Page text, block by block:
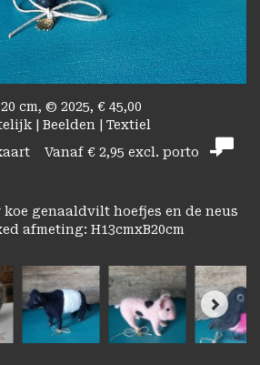
cm, © 2025, € 45,00
| Beelden | Textiel
Vanaf € 2,95 excl. porto
koe genaaldvilt hoefjes en de neus
afmeting: H13cmxB20cm